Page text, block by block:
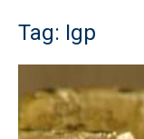
Tag: Igp